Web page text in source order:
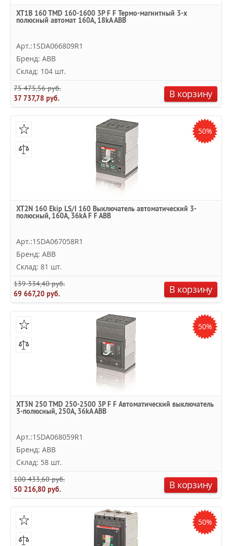
XT1B 160 TMD 160-1600 3P F F Термо-магнитный 3-х
полюсный автомат 160А, 18kA ABB
Арт.:1SDA066809R1
Бренд: ABB
Склад: 104 шт.
75 475,56 руб.
37 737,78 руб.
В корзину
50%
XT2N 160 Ekip LS/I 160 Выключатель автоматический 3-
полюсный, 160А, 36kA F F ABB
Арт.:1SDA067058R1
Бренд: ABB
Склад: 81 шт.
139 334,40 руб.
69 667,20 руб.
В корзину
50%
XT3N 250 TMD 250-2500 3P F F Автоматический выключатель
3-полюсный, 250А, 36kA ABB
Арт.:1SDA068059R1
Бренд: ABB
Склад: 58 шт.
100 433,60 руб.
50 216,80 руб.
В корзину
50%